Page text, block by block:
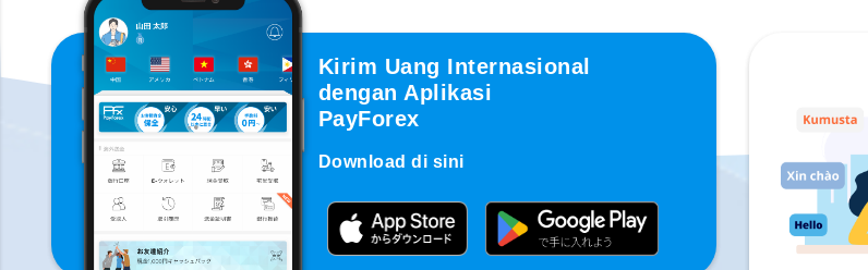
Kirim Uang Internasional
dengan Aplikasi
PayForex
Download di sini